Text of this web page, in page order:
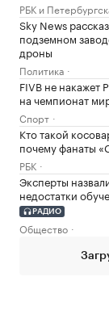
РБК и
Sky News
подземном
дроны
Политика
FIVB не накажет
на чемпионат
Спорт
Кто такой
почему фанаты
РБК
Эксперты
недостатки
РАДИО
Общество